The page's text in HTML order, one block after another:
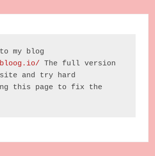
The full version
and try hard
this page to fix the